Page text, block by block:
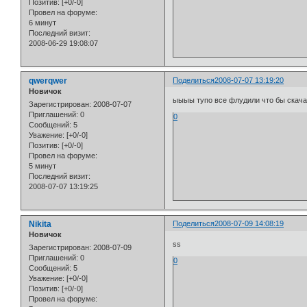
Позитив: [+0/-0]
Провел на форуме:
6 минут
Последний визит:
2008-06-29 19:08:07
Поделиться2008-07-07 13:19:20
qwerqwer
Новичок
Зарегистрирован: 2008-07-07
Приглашений: 0
Сообщений: 5
Уважение: [+0/-0]
Позитив: [+0/-0]
Провел на форуме:
5 минут
Последний визит:
2008-07-07 13:19:25
ыыыы тупо все флудили что бы
0
Поделиться2008-07-09 14:08:19
Nikita
Новичок
Зарегистрирован: 2008-07-09
Приглашений: 0
Сообщений: 5
Уважение: [+0/-0]
Позитив: [+0/-0]
Провел на форуме:
ss
0